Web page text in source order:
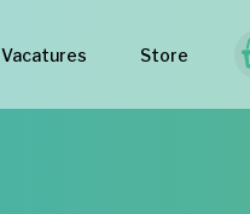
Vacatures Store